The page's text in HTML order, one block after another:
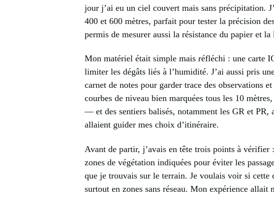
jour j’ai eu un ciel couvert mais sans précipitation.
400 et 600 mètres, parfait pour tester la précision
permis de mesurer aussi la résistance du papier et
Mon matériel était simple mais réfléchi : une carte
limiter les dégâts liés à l’humidité. J’ai aussi pris
carnet de notes pour garder trace des observations
courbes de niveau bien marquées tous les 10
— et des sentiers balisés, notamment les GR et PR,
allaient guider mes choix d’itinéraire.
Avant de partir, j’avais en tête trois points à
zones de végétation indiquées pour éviter les
que je trouvais sur le terrain. Je voulais voir si
surtout en zones sans réseau. Mon expérience